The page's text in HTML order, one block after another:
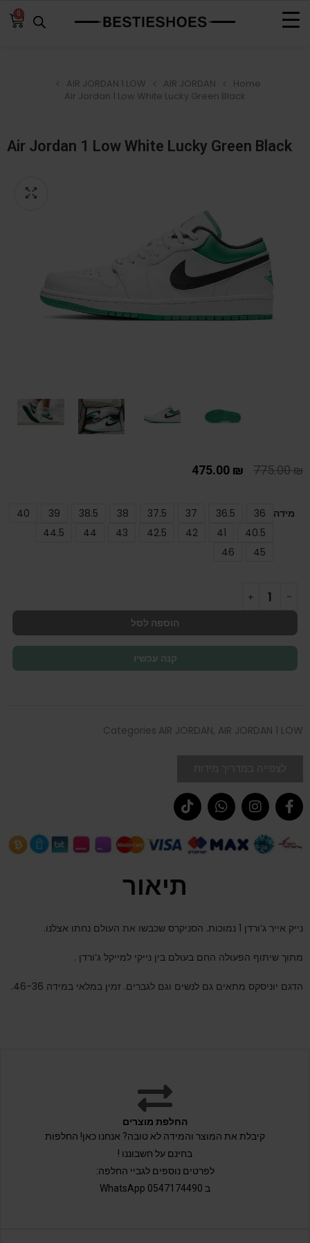
0
Home
AIR JORDAN
AIR JORDAN 1 LOW
Air Jordan 1 Low White Lucky Green Black
Air Jordan 1 Low White Lucky Green Black
775.00₪
475.00 ₪
מידה 36
36.5
37
37.5
38
38.5
39
40
40.5
41
42
42.5
43
44
44.5
45
46
הוספה לסל
קנה עכשיו
Categories AIR JORDAN, AIR JORDAN 1 LOW
תיאור
נייק אייר ג’ורדן 1 נמוכות. הסניקרס שכבשו את העולם נחתו אצלנו.
מתוך שיתוף הפעולה החם בעולם בין נייקי למייקל ג’ורדן .
הדגם יוניסקס מתאים גם לנשים וגם לגברים. זמין במלאי במידה 46-36.
החלפת מוצרים
קיבלת את המוצר והמידה לא טובה? אנחנו כאן! החלפות
בחינם על חשבוננו !
לפרטים נוספים לגביי החלפה:
ב 0547174490 WhatsApp